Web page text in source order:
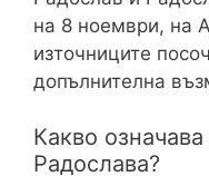
на 8 ноември, на
източниците
допълнителна
Какво
Радослава?